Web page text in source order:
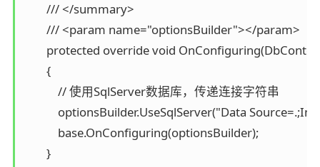
        /// </summary>
        /// <param name="optionsBuilder"></param>
protected override void
        {
            // 使用SqlServer数据库，传递连接字符串
optionsBuilder.UseSqlServer("Data
            base.OnConfiguring(optionsBuilder);
        }